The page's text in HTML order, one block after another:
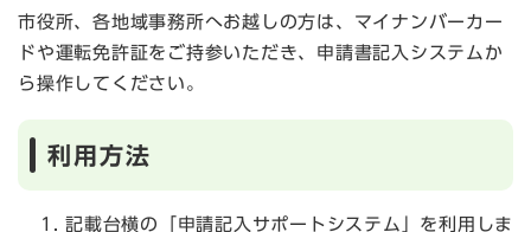
市役所、各地域事務所へお越しの方は、マイナンバーカー
ドや運転免許証をご持参いただき、申請書記入システムか
ら操作してください。​
利用方法
記載台横の「申請記入サポートシステム」を利用しま